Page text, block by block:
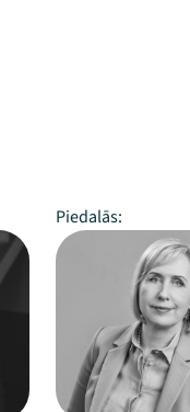
Piedalās: